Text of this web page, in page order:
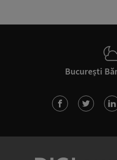
București